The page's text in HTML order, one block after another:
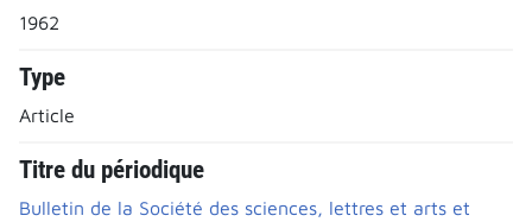
1962
Type
Article
Titre du périodique
Bulletin de la Société des sciences, lettres et arts et